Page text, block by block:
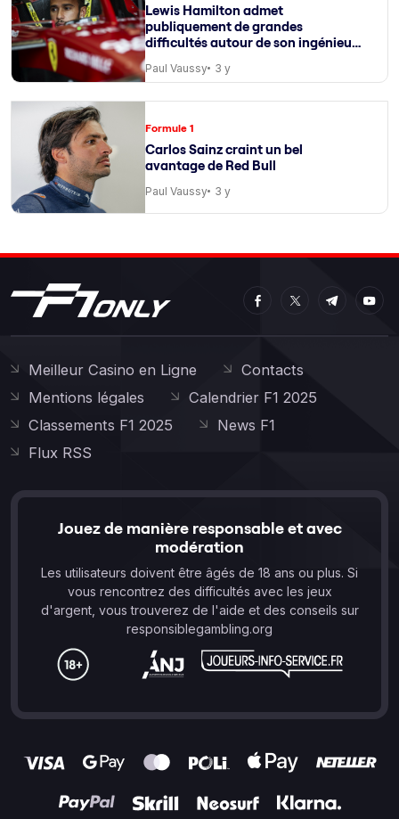
Lewis Hamilton admet
publiquement de grandes
difficultés autour de son ingénieur
Paul Vaussy 3 y
Formule 1
Carlos Sainz craint un bel
avantage de Red Bull
Paul Vaussy 3 y
Meilleur Casino en Ligne
Contacts
Mentions légales
Calendrier F1 2025
Classements F1 2025
News F1
Flux RSS
Jouez de manière responsable et avec
modération
Les utilisateurs doivent être âgés de 18 ans ou plus. Si
vous rencontrez des difficultés avec les jeux
d'argent, vous trouverez de l'aide et des conseils sur
responsiblegambling.org